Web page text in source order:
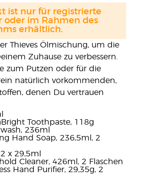
Thieves Ölmischung, um die
Zuhause zu verbessern.
zum Putzen oder für die
natürlich vorkommenden,
denen Du vertrauen
Toothpaste, 118g
236ml
Hand Soap, 236,5ml, 2
x 29,5ml
Cleaner, 426ml, 2 Flaschen
Hand Purifier, 29,35g, 2
ist nur für registrierte
oder im Rahmen des
erhältlich.